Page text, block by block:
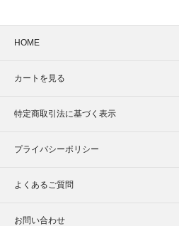
HOME
カートを見る
特定商取引法に基づく表示
プライバシーポリシー
よくあるご質問
お問い合わせ